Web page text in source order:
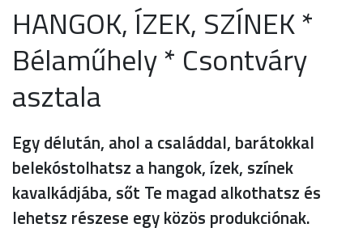
HANGOK, ÍZEK, SZÍNEK *
Bélaműhely * Csontváry
asztala
Egy délután, ahol a családdal, barátokkal
belekóstolhatsz a hangok, ízek, színek
kavalkádjába, sőt Te magad alkothatsz és
lehetsz részese egy közös produkciónak.